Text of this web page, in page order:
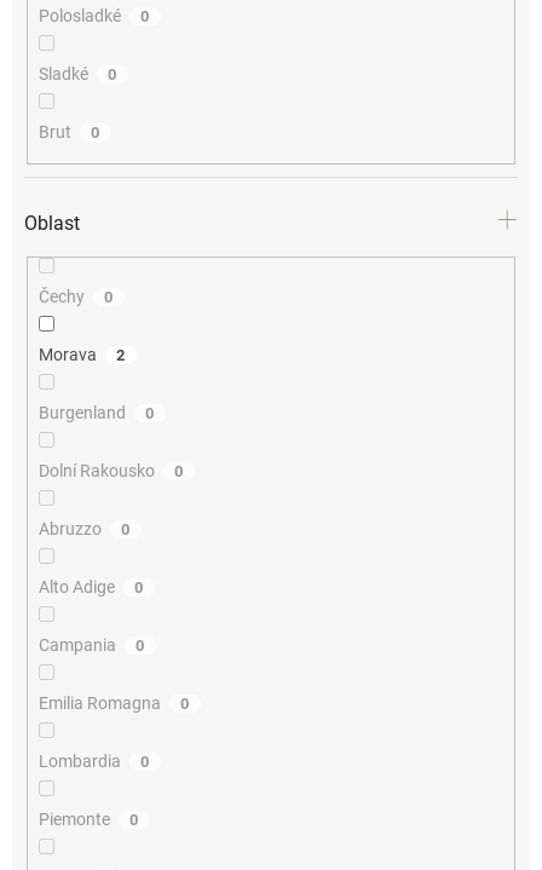
Polosladké 0
Sladké 0
Brut 0
Oblast
Čechy 0
Morava 2
Burgenland 0
Dolní Rakousko 0
Abruzzo 0
Alto Adige 0
Campania 0
Emilia Romagna 0
Lombardia 0
Piemonte 0